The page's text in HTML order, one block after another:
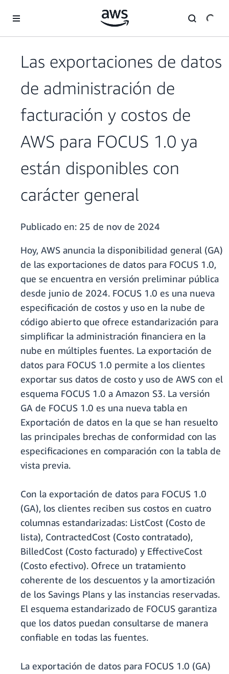
Las exportaciones de datos
de administración de
facturación y costos de
AWS para FOCUS 1.0 ya
están disponibles con
carácter general
Publicado en: 25 de nov de 2024
Hoy, AWS anuncia la disponibilidad general (GA)
de las exportaciones de datos para FOCUS 1.0,
que se encuentra en versión preliminar pública
desde junio de 2024. FOCUS 1.0 es una nueva
especificación de costos y uso en la nube de
código abierto que ofrece estandarización para
simplificar la administración financiera en la
nube en múltiples fuentes. La exportación de
datos para FOCUS 1.0 permite a los clientes
exportar sus datos de costo y uso de AWS con el
esquema FOCUS 1.0 a Amazon S3. La versión
GA de FOCUS 1.0 es una nueva tabla en
Exportación de datos en la que se han resuelto
las principales brechas de conformidad con las
especificaciones en comparación con la tabla de
vista previa.
Con la exportación de datos para FOCUS 1.0
(GA), los clientes reciben sus costos en cuatro
columnas estandarizadas: ListCost (Costo de
lista), ContractedCost (Costo contratado),
BilledCost (Costo facturado) y EffectiveCost
(Costo efectivo). Ofrece un tratamiento
coherente de los descuentos y la amortización
de los Savings Plans y las instancias reservadas.
El esquema estandarizado de FOCUS garantiza
que los datos puedan consultarse de manera
confiable en todas las fuentes.
La exportación de datos para FOCUS 1.0 (GA)